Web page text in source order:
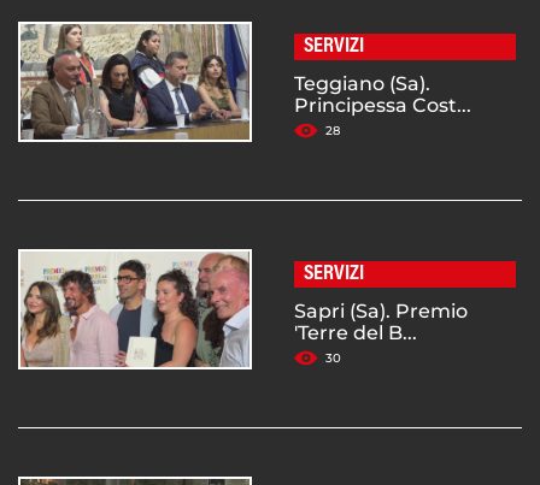
SERVIZI
Teggiano (Sa).
Principessa Cost...
28
SERVIZI
Sapri (Sa). Premio
'Terre del B...
30